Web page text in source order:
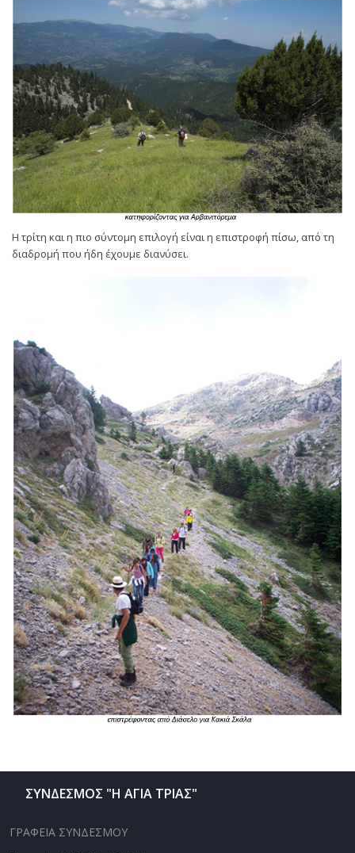
Η τρίτη και η πιο σύντομη επιλογή είναι η επιστροφή πίσω, από τη
διαδρομή που ήδη έχουμε διανύσει.
ΣΥΝΔΕΣΜΟΣ "Η ΑΓΙΑ ΤΡΙΑΣ"
ΓΡΑΦΕΙΑ ΣΥΝΔΕΣΜΟΥ